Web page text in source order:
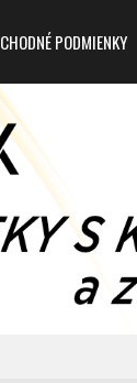
PODMIENKY